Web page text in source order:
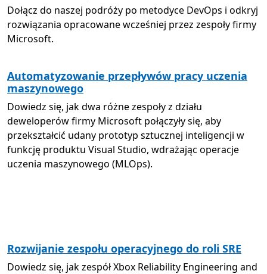
Dołącz do naszej podróży po metodyce DevOps i odkryj
rozwiązania opracowane wcześniej przez zespoły firmy
Microsoft.
Automatyzowanie przepływów pracy uczenia
maszynowego
Dowiedz się, jak dwa różne zespoły z działu
deweloperów firmy Microsoft połączyły się, aby
przekształcić udany prototyp sztucznej inteligencji w
funkcję produktu Visual Studio, wdrażając operacje
uczenia maszynowego (MLOps).
Rozwijanie zespołu operacyjnego do roli SRE
Dowiedz się, jak zespół Xbox Reliability Engineering and